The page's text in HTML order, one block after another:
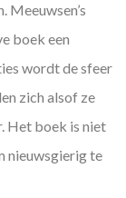
Meeuwsen’s
boek een
wordt de sfeer
zich alsof ze
Het boek is niet
nieuwsgierig te